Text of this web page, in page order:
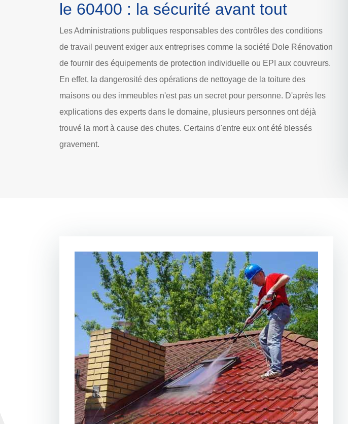
le 60400 : la sécurité avant tout
Les Administrations publiques responsables des contrôles des conditions
de travail peuvent exiger aux entreprises comme la société Dole Rénovation
de fournir des équipements de protection individuelle ou EPI aux couvreurs.
En effet, la dangerosité des opérations de nettoyage de la toiture des
maisons ou des immeubles n'est pas un secret pour personne. D'après les
explications des experts dans le domaine, plusieurs personnes ont déjà
trouvé la mort à cause des chutes. Certains d'entre eux ont été blessés
gravement.